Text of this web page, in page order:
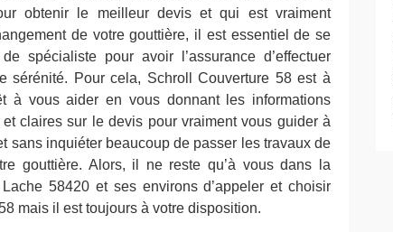
obtenir le meilleur devis et qui est vraiment
de votre gouttière, il est essentiel de se
spécialiste pour avoir l’assurance d’effectuer
sérénité. Pour cela, Schroll Couverture 58 est à
à vous aider en vous donnant les informations
claires sur le devis pour vraiment vous guider à
sans inquiéter beaucoup de passer les travaux de
gouttière. Alors, il ne reste qu’à vous dans la
58420 et ses environs d’appeler et choisir
mais il est toujours à votre disposition.